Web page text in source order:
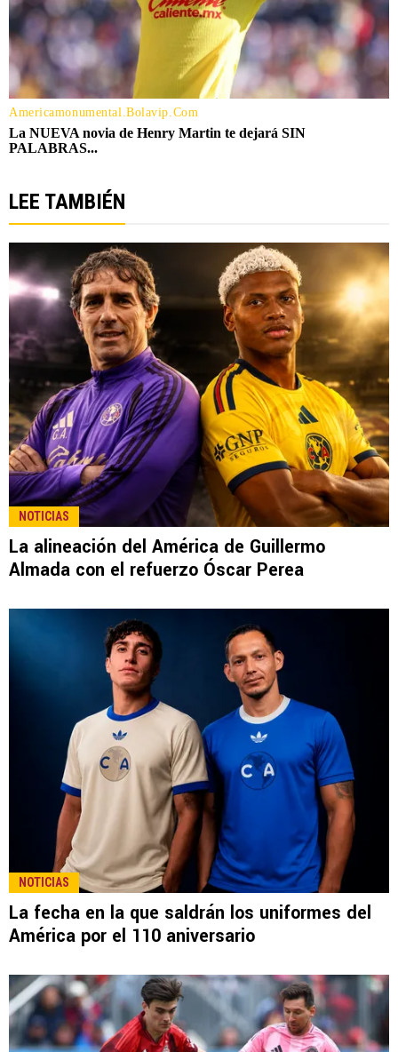
LEE TAMBIÉN
NOTICIAS
La alineación del América de Guillermo
Almada con el refuerzo Óscar Perea
NOTICIAS
La fecha en la que saldrán los uniformes del
América por el 110 aniversario